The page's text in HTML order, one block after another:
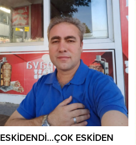
gece heyecanının, Gelip yapıştı
deniz, kalemimin dudağına;
Döküldü ışığı nihan yıldızlar suya,
Savruldu yaldız oldu küller
yakamozlara; Su yaktı beni. Hani
senin...
ESKİDENDİ…ÇOK ESKİDEN